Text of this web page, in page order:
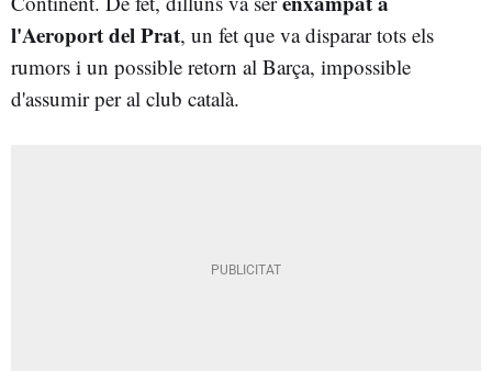
l'Aeroport del Prat, un fet que va disparar tots els
rumors i un possible retorn al Barça, impossible
d'assumir per al club català.